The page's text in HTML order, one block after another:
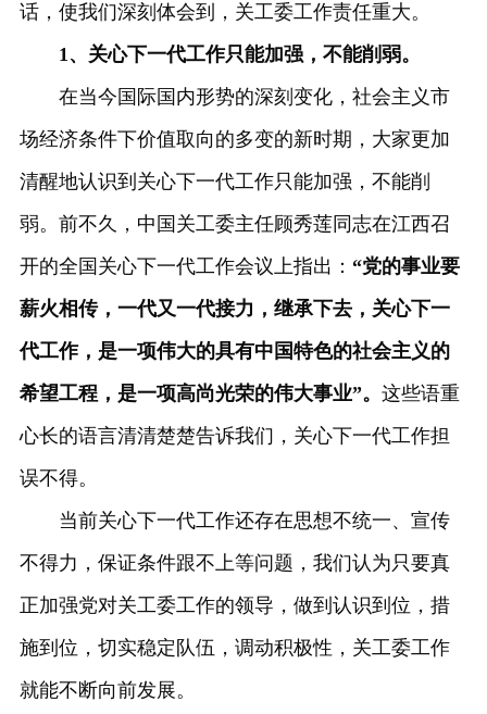
话，使我们深刻体会到，关工委工作责任重大。
1、关心下一代工作只能加强，不能削弱。
在当今国际国内形势的深刻变化，社会主义市
场经济条件下价值取向的多变的新时期，大家更加
清醒地认识到关心下一代工作只能加强，不能削
弱。前不久，中国关工委主任顾秀莲同志在江西召
开的全国关心下一代工作会议上指出： “党的事业要
薪火相传，一代又一代接力，继承下去，关心下一
代工作，是一项伟大的具有中国特色的社会主义的
希望工程，是一项高尚光荣的伟大事业”。 这些语重
心长的语言清清楚楚告诉我们，关心下一代工作担
误不得。
当前关心下一代工作还存在思想不统一、宣传
不得力，保证条件跟不上等问题，我们认为只要真
正加强党对关工委工作的领导，做到认识到位，措
施到位，切实稳定队伍，调动积极性，关工委工作
就能不断向前发展。